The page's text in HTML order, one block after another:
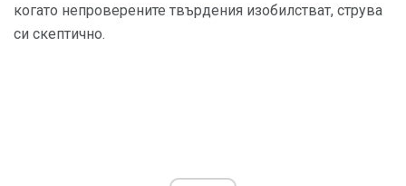
когато непроверените твърдения изобилстват, струва
си скептично.